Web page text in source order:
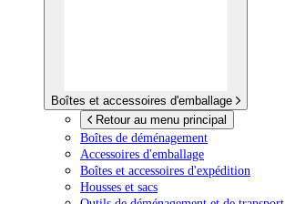
Boîtes et accessoires d'emballage
Retour au menu principal
Boîtes de déménagement
Accessoires d'emballage
Boîtes et accessoires d'expédition
Housses et sacs